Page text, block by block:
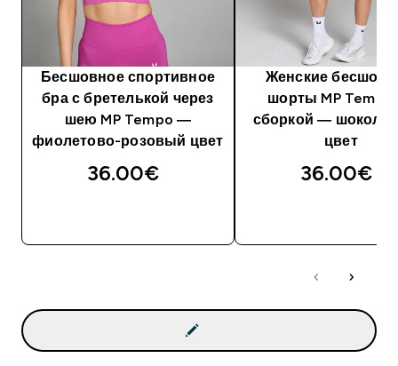
Бесшовное спортивное
бра с бретелькой через
шею MP Tempo —
фиолетово-розовый цвет
36.00€‎
Женские
шорты MP Tempo
сборкой —
цвет
36.00€‎